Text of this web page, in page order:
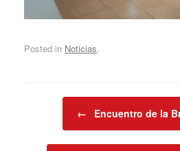
Posted in Noticias.
← Encuentro de la